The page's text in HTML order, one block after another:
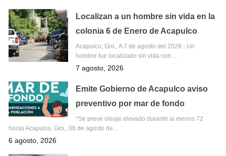
Localizan a un hombre sin vida en la
colonia 6 de Enero de Acapulco
Acapulco; Gro,. A 7 de agosto del 2026.- Un
hombre fue localizado sin vida con…
7 agosto, 2026
Emite Gobierno de Acapulco aviso
preventivo por mar de fondo
*Se prevé oleaje elevado durante al menos 72
horas Acapulco, Gro., 06 de agosto de…
6 agosto, 2026